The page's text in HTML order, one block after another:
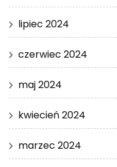
lipiec 2024
czerwiec 2024
maj 2024
kwiecień 2024
marzec 2024